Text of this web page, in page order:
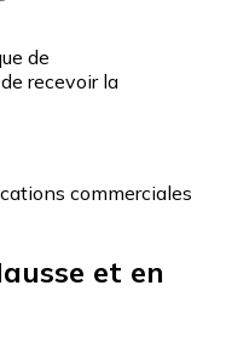
de
recevoir la
commerciales
et en